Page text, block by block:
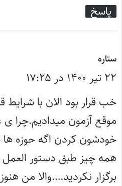
پاسخ
ستاره
ف
ت
:
۲۲ تیر ۱۴۰۰ در ۱۷:۲۵
خب قرار بود الان با
موقع آزمون میدادیم.چرا
خودشون کردن اگه حوزه ها
همه چیز طبق دستور العمل
برگزار نکردید….والا من